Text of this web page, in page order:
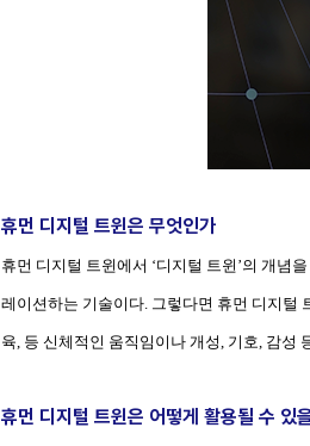
휴먼 디지털 트윈은 무엇인가
휴먼 디지털 트윈에서 ‘디지털 트윈 ’의 개념
레이션하는 기술이다. 그렇다면 휴먼 디지털
육, 등 신체적인 움직임이나 개성, 기호, 감성
휴먼 디지털 트윈은 어떻게 활용될 수 있